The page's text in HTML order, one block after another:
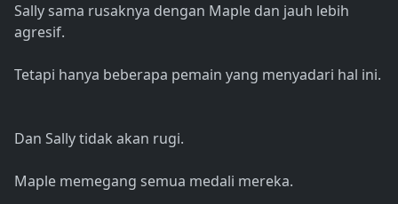
Sally sama rusaknya dengan Maple dan jauh lebih
agresif.
Tetapi hanya beberapa pemain yang menyadari hal ini.
Dan Sally tidak akan rugi.
Maple memegang semua medali mereka.